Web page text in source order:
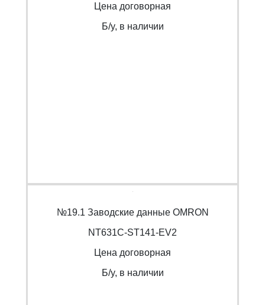
Цена договорная
Б/y, в наличии
№19.1 Заводские данные OMRON
NT631C-ST141-EV2
Цена договорная
Б/y, в наличии